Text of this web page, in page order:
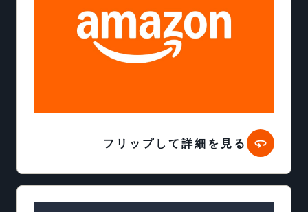
フリップして詳細を見る